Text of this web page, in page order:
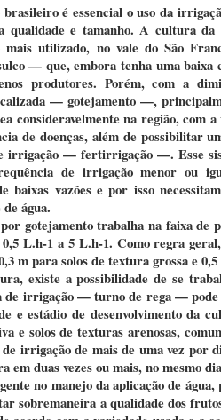
é essencial o uso da
qualidade e tamanho. A cultura da
utilizado, no vale do São
— que, embora tenha uma baixa
produtores. Porém, com a
— gotejamento —,
consideravelmente na região, com
de doenças, além de possibilitar
irrigação — fertirrigação —. Esse
de irrigação menor ou
baixas vazões e por isso
água.
gotejamento trabalha na faixa de
L.h-1 a 5 L.h-1. Como regra
m para solos de textura grossa e
existe a possibilidade de se
de irrigação — turno de rega —
e estádio de desenvolvimento da
e solos de texturas arenosas,
irrigação de mais de uma vez por
duas vezes ou mais, no mesmo
no manejo da aplicação de água,
sobremaneira a qualidade dos